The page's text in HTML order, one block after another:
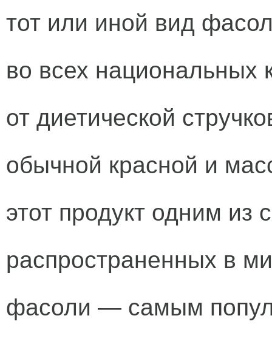
тот или иной вид
во всех национальных
от диетической
обычной красной и
этот продукт одним из
распространенных в
фасоли — самым